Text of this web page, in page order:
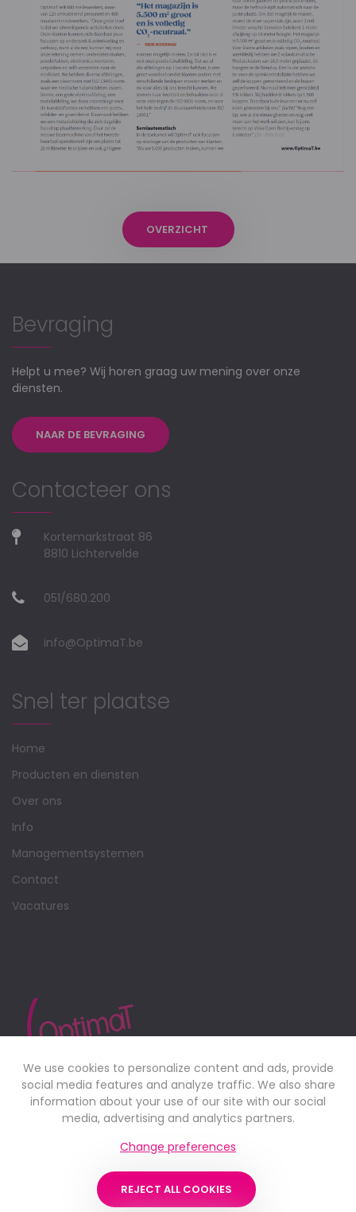
OVERZICHT
Bevraging
Helpt u mee? Wij horen graag uw mening over onze
diensten.
NAAR DE BEVRAGING
Contacteer ons
Kortemarkstraat 86
8810 Lichtervelde
051/680.200
info@OptimaT.be
Snel ter plaatse
Home
Producten en diensten
Over ons
Info
Managementsystemen
Contact
Vacatures
toeleveringsbedrijf met tal van performante activiteiten in
We use cookies to personalize content and ads, provide
social media features and analyze traffic. We also share
information about your use of our site with our social
media, advertising and analytics partners.
Change preferences
REJECT ALL COOKIES